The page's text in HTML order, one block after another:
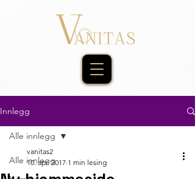
Innlegg
Alle innlegg
Alle innlegg
vanitas2
10. apr. 2017 1 min lesing